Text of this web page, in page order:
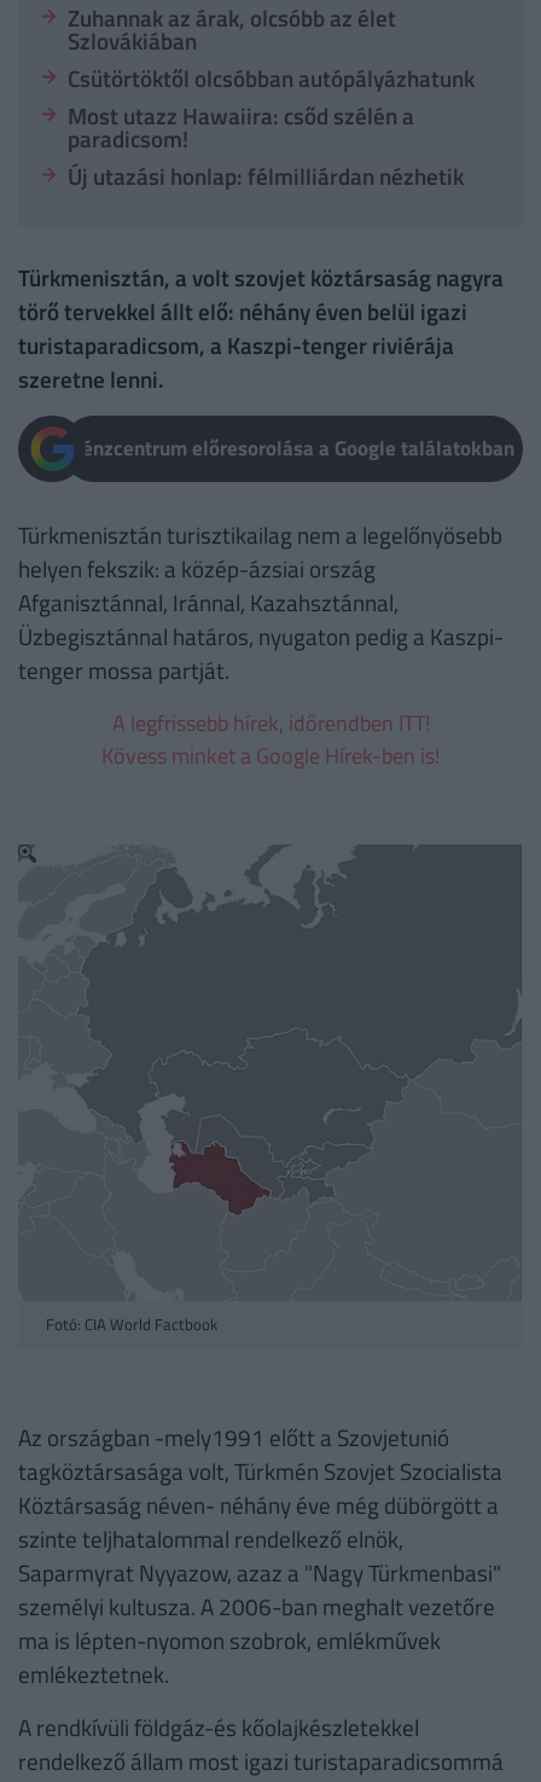
Zuhannak az árak, olcsóbb az élet
Szlovákiában
Csütörtöktől olcsóbban autópályázhatunk
Most utazz Hawaiira: csőd szélén a
paradicsom!
Új utazási honlap: félmilliárdan nézhetik
Türkmenisztán, a volt szovjet köztársaság nagyra
törő tervekkel állt elő: néhány éven belül igazi
turistaparadicsom, a Kaszpi-tenger riviérája
szeretne lenni.
Pénzcentrum előresorolása a Google találatokban
Türkmenisztán turisztikailag nem a legelőnyösebb
helyen fekszik: a közép-ázsiai ország
Afganisztánnal, Iránnal, Kazahsztánnal,
Üzbegisztánnal határos, nyugaton pedig a Kaszpi-
tenger mossa partját.
A legfrissebb hírek, időrendben ITT!
Kövess minket a Google Hírek-ben is!
Fotó: CIA World Factbook
Az országban -mely1991 előtt a Szovjetunió
tagköztársasága volt, Türkmén Szovjet Szocialista
Köztársaság néven- néhány éve még dübörgött a
szinte teljhatalommal rendelkező elnök,
Saparmyrat Nyyazow, azaz a "Nagy Türkmenbasi"
személyi kultusza. A 2006-ban meghalt vezetőre
ma is lépten-nyomon szobrok, emlékművek
emlékeztetnek.
A rendkívüli földgáz-és kőolajkészletekkel
rendelkező állam most igazi turistaparadicsommá